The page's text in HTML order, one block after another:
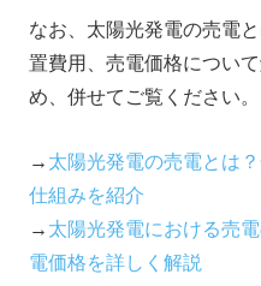
なお、太陽光発電の売電
置費用、売電価格につい
め、併せてご覧ください。
→ 太陽光発電の売電とは
仕組みを紹介
→ 太陽光発電における売
電価格を詳しく解説